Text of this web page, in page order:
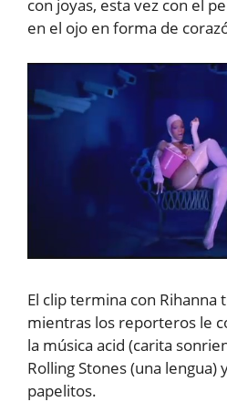
con joyas, esta vez con el
en el ojo en forma de
El clip termina con Rihanna
mientras los reporteros le
la música acid (carita
Rolling Stones (una lengua)
papelitos.